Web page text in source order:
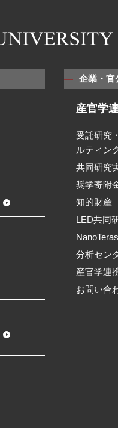
企業・官
産官学
受託研究
ルティン
共同研究
奨学寄附
知的財産
LED共同
分析セン
産官学連
お問い合